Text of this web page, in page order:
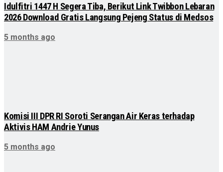
Idulfitri 1447 H Segera Tiba, Berikut Link Twibbon Lebaran
2026 Download Gratis Langsung Pejeng Status di Medsos
5 months ago
Komisi III DPR RI Soroti Serangan Air Keras terhadap
Aktivis HAM Andrie Yunus
5 months ago